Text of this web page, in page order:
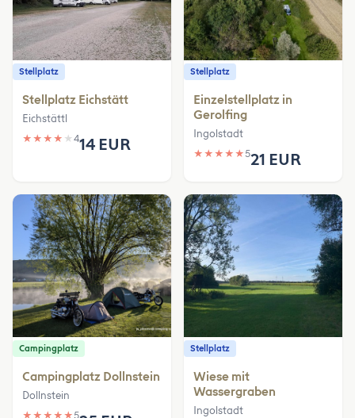
Stellplatz
Stellplatz Eichstätt
Eichstättl
★ ★ ★ ★ ★ 414 EUR
Stellplatz
Einzelstellplatz in
Gerolfing
Ingolstadt
★ ★ ★ ★ ★521 EUR
Campingplatz
Campingplatz Dollnstein
Dollnstein
★ ★ ★ ★ ★5
Stellplatz
Wiese mit
Wassergraben
Ingolstadt